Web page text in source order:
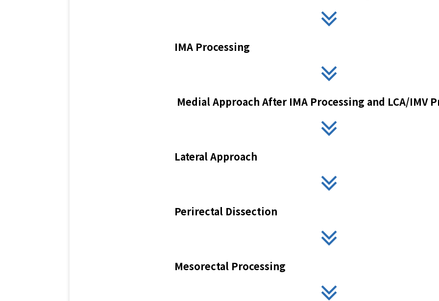
IMA Processing
Medial Approach After IMA Processing and LCA/IMV
Lateral Approach
Perirectal Dissection
Mesorectal Processing